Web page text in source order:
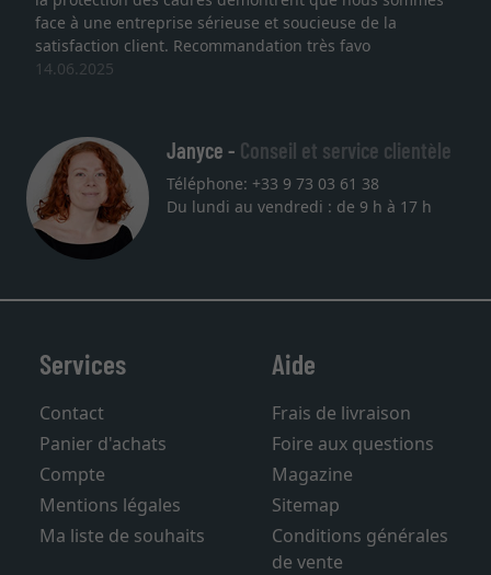
face à une entreprise sérieuse et soucieuse de la
satisfaction client. Recommandation très favo
14.06.2025
Janyce - Conseil et service clientèle
Téléphone: +33 9 73 03 61 38
Du lundi au vendredi : de 9 h à 17 h
Services
Contact
Panier d'achats
Compte
Mentions légales
Ma liste de souhaits
Aide
Frais de livraison
Foire aux questions
Magazine
Sitemap
Conditions générales
de vente